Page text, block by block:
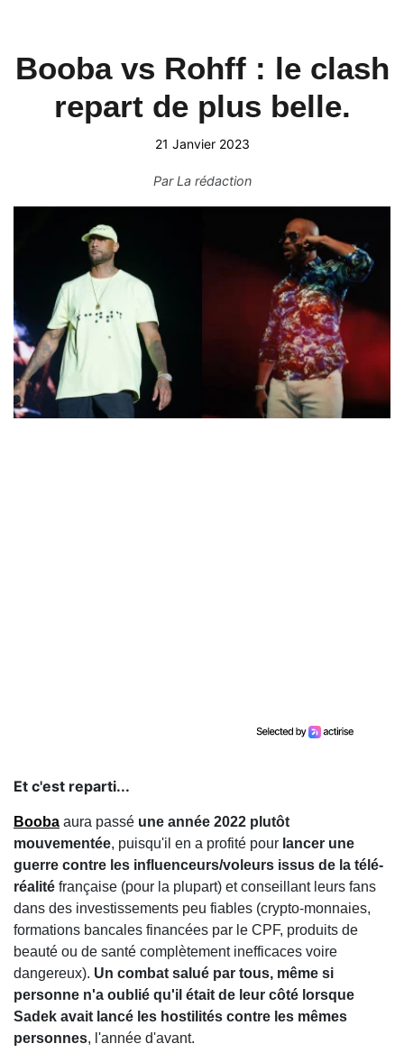
Booba vs Rohff : le clash
repart de plus belle.
21 Janvier 2023
ParLa rédaction
Et c'est reparti...
Booba aura passé une année 2022 plutôt
mouvementée, puisqu'il en a profité pour lancer une
guerre contre les influenceurs/voleurs issus de la télé-
réalité française (pour la plupart) et conseillant leurs fans
dans des investissements peu fiables (crypto-monnaies,
formations bancales financées par le CPF, produits de
beauté ou de santé complètement inefficaces voire
dangereux). Un combat salué par tous, même si
personne n'a oublié qu'il était de leur côté lorsque
Sadek avait lancé les hostilités contre les mêmes
personnes, l'année d'avant.